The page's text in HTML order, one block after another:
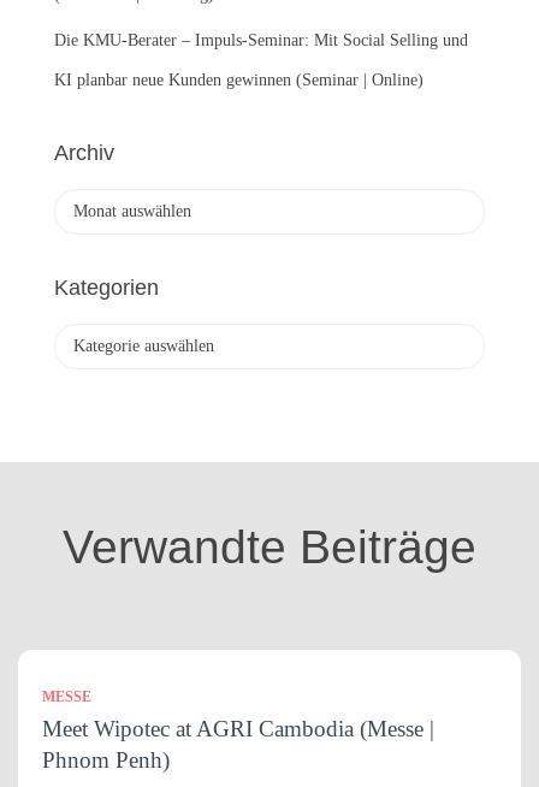
Die KMU-Berater – Impuls-Seminar: Mit Social Selling und
KI planbar neue Kunden gewinnen (Seminar | Online)
Archiv
h
Kategorien
o
Verwandte Beiträge
MESSE
Meet Wipotec at AGRI Cambodia (Messe |
Phnom Penh)